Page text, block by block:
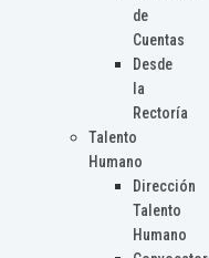
de
Cuentas
Desde
la
Rectoría
Talento
Humano
Dirección
Talento
Humano